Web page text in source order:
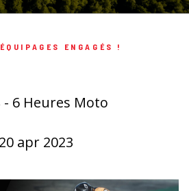
ENGAGÉS !
- 6 Heures Moto
20 apr 2023